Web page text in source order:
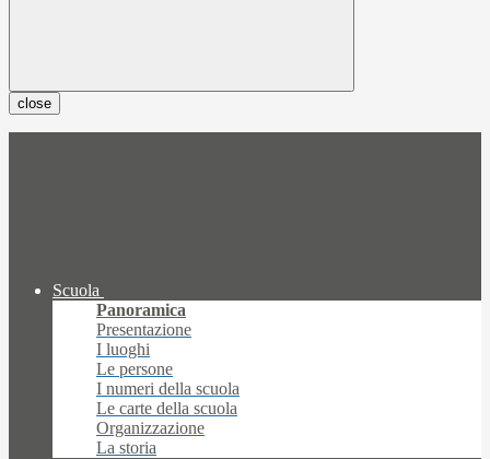
close
Scuola
Panoramica
Presentazione
I luoghi
Le persone
I numeri della scuola
Le carte della scuola
Organizzazione
La storia